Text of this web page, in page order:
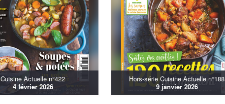
Cuisine Actuelle n°422
4 février 2026
Hors-série Cuisine Actuelle n°188
9 janvier 2026